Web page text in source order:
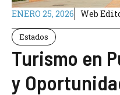
ENERO 25, 2026 Web
Estados
Turismo en
y